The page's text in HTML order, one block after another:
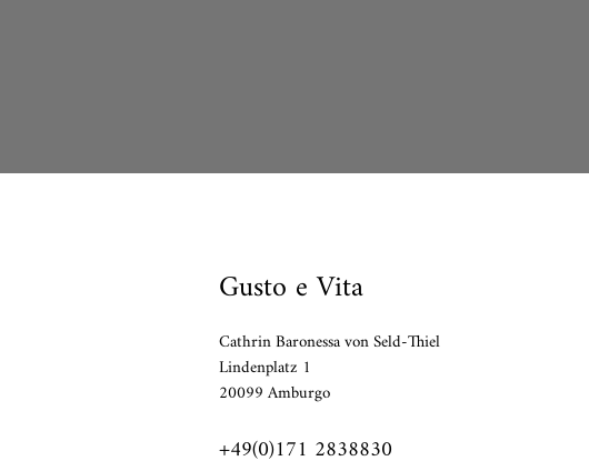
Gusto e Vita
Cathrin Baronessa von Seld-Thiel
Lindenplatz 1
20099 Amburgo
+49(0)171 2838830